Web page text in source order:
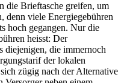
die Brieftasche greifen, um
denn viele Energiegebühren
hoch gegangen. Nur die
heisst: Der
diejenigen, die immernoch
der lokalen
zügig nach der Alternative